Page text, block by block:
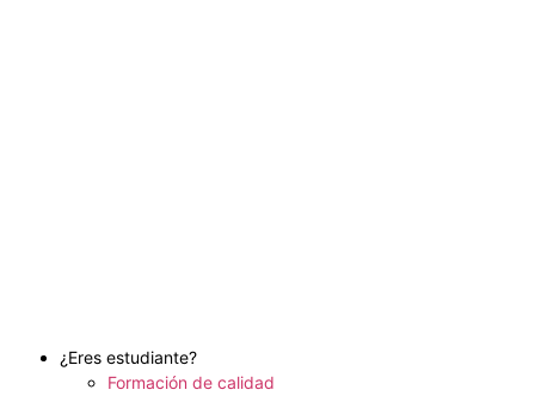
¿Eres estudiante?
Formación de calidad